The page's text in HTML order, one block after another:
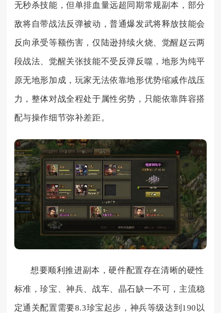
无秒杀技能，但单排血量远超同期常规副本，部分
敌将自带战法反弹被动，普通爆发武将释放技能会
反向承受等额伤害，仅陆逊持续火烧、觉醒赵云两
段战法、觉醒关张技能不受反弹反噬，地形为纯平
原无地形加成，玩家无法依靠地形优势缩减作战压
力，整体对战全程处于属性劣势，只能依靠阵容搭
配与操作细节弥补差距。
想要顺利推进副本，硬件配置存在清晰的硬性
标准，珍宝、神兵、战车、晶石缺一不可，主流稳
定通关配置需要8.3珍宝起步，神兵等级达到190以